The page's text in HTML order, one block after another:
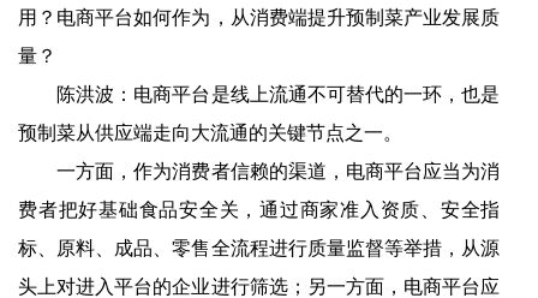
用？电商平台如何作为，从消费端提升预制菜产业发展质
量？
陈洪波：电商平台是线上流通不可替代的一环，也是
预制菜从供应端走向大流通的关键节点之一。
一方面，作为消费者信赖的渠道，电商平台应当为消
费者把好基础食品安全关，通过商家准入资质、安全指
标、原料、成品、零售全流程进行质量监督等举措，从源
头上对进入平台的企业进行筛选；另一方面，电商平台应